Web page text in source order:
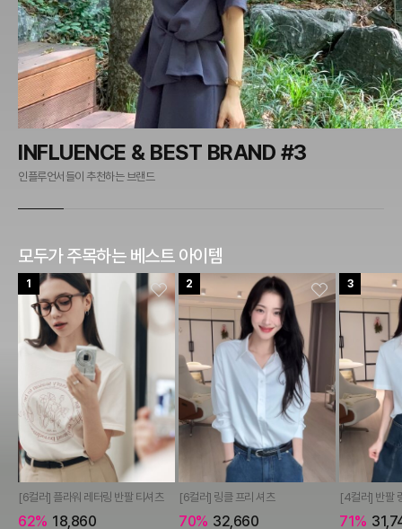
INFLUENCE & BEST BRAND #3
인플루언서들이 추천하는 브랜드
모두가 주목하는 베스트 아이템
1
[6컬러] 플라워 레터링 반팔 티셔츠
62% 18,860
2
[6컬러] 링클 프리 셔츠
70% 32,660
3
[4컬러] 반팔
71%